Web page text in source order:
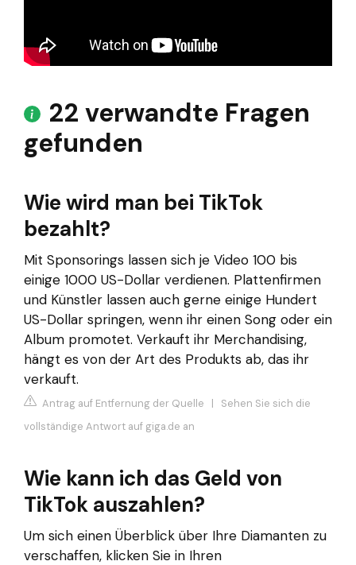
22 verwandte Fragen
gefunden
Wie wird man bei TikTok
bezahlt?
Mit Sponsorings lassen sich je Video 100 bis
einige 1000 US-Dollar verdienen. Plattenfirmen
und Künstler lassen auch gerne einige Hundert
US-Dollar springen, wenn ihr einen Song oder ein
Album promotet. Verkauft ihr Merchandising,
hängt es von der Art des Produkts ab, das ihr
verkauft.
Antrag auf Entfernung der Quelle | Sehen Sie sich die
vollständige Antwort auf giga.de an
Wie kann ich das Geld von
TikTok auszahlen?
Um sich einen Überblick über Ihre Diamanten zu
verschaffen, klicken Sie in Ihren